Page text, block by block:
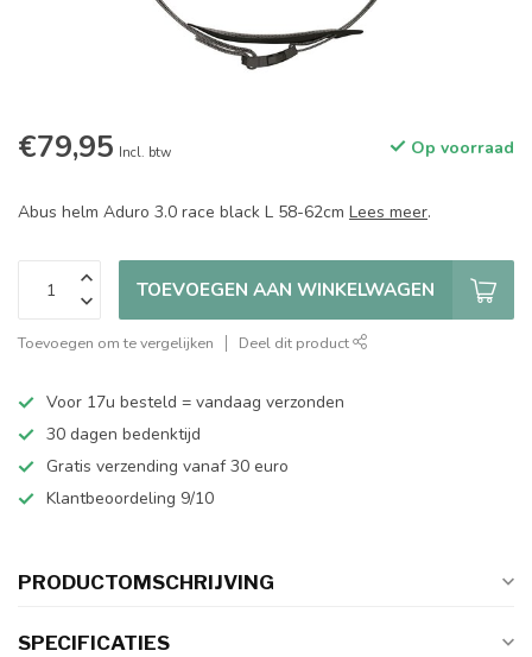
€79,95 Incl. btw Op voorraad
Abus helm Aduro 3.0 race black L 58-62cm Lees meer.
TOEVOEGEN AAN WINKELWAGEN
Toevoegen om te vergelijken Deel dit product
Voor 17u besteld = vandaag verzonden
30 dagen bedenktijd
Gratis verzending vanaf 30 euro
Klantbeoordeling 9/10
PRODUCTOMSCHRIJVING
SPECIFICATIES